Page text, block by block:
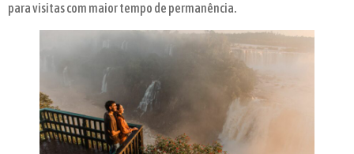
para visitas com maior tempo de permanência.